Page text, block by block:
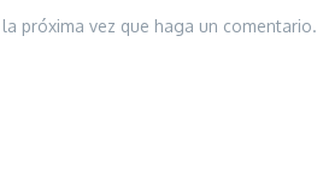
próxima vez que haga un comentario.